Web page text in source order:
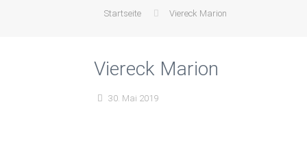
Startseite Viereck Marion
Viereck Marion
30. Mai 2019